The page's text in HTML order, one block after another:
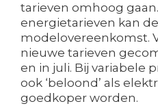
tarieven omhoog
energietarieven kan
modelovereenkomst.
nieuwe tarieven
en in juli. Bij variabele
ook ‘beloond’ als
goedkoper worden.